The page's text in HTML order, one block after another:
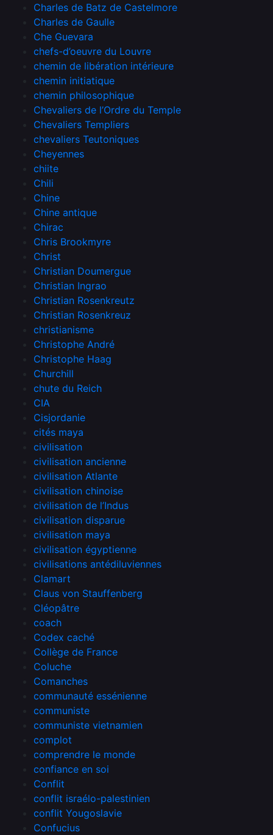
Charles de Batz de Castelmore
Charles de Gaulle
Che Guevara
chefs-d’oeuvre du Louvre
chemin de libération intérieure
chemin initiatique
chemin philosophique
Chevaliers de l’Ordre du Temple
Chevaliers Templiers
chevaliers Teutoniques
Cheyennes
chiite
Chili
Chine
Chine antique
Chirac
Chris Brookmyre
Christ
Christian Doumergue
Christian Ingrao
Christian Rosenkreutz
Christian Rosenkreuz
christianisme
Christophe André
Christophe Haag
Churchill
chute du Reich
CIA
Cisjordanie
cités maya
civilisation
civilisation ancienne
civilisation Atlante
civilisation chinoise
civilisation de l’Indus
civilisation disparue
civilisation maya
civilisation égyptienne
civilisations antédiluviennes
Clamart
Claus von Stauffenberg
Cléopâtre
coach
Codex caché
Collège de France
Coluche
Comanches
communauté essénienne
communiste
communiste vietnamien
complot
comprendre le monde
confiance en soi
Conflit
conflit israélo-palestinien
conflit Yougoslavie
Confucius